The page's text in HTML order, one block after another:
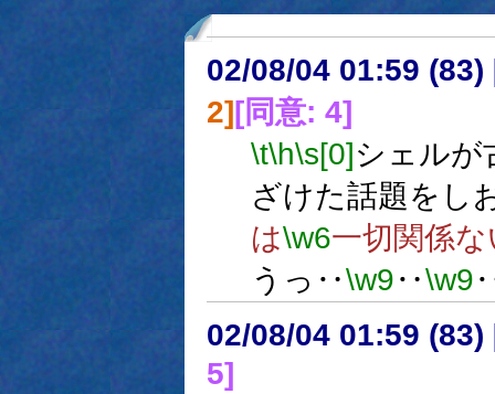
02/08/04 01:59 (83)
2][同意: 4]
\t\h\s[0]シェルが
ざけた話題をし
は\w6一切関係
うっ‥\w9‥\w9
02/08/04 01:59 (83)
5]